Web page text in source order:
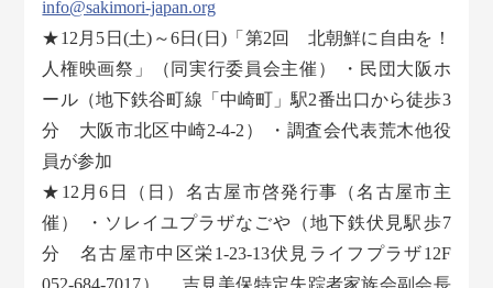
info@sakimori-japan.org
★12月5日(土)～6日(日)「第2回 北朝鮮に自由を！
人権映画祭」（同実行委員会主催） ・民団大阪ホ
ール（地下鉄谷町線「中崎町」駅2番出口から徒歩3
分 大阪市北区中崎2-4-2） ・調査会代表荒木他役
員が参加
★12月6日（日）名古屋市啓発行事（名古屋市主
催） ・ソレイユプラザなごや（地下鉄伏見駅歩7
分 名古屋市中区栄1-23-13伏見ライフプラザ12F